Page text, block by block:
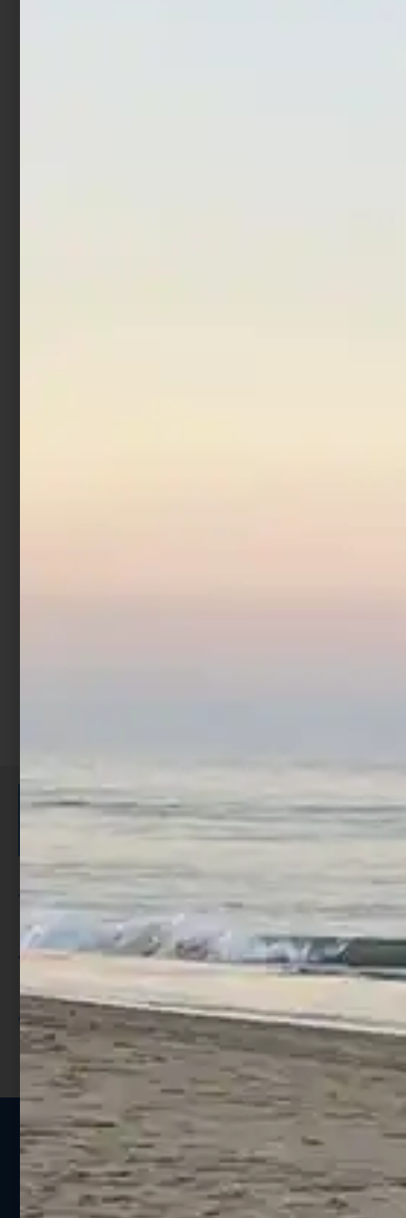
ISCRIVITI E RICEVI 3,50€ DI
SCONTO >
Per ogni acquisto accumuli ulteriori
punti;
Utilizza i punti per ricevere uno
sconto;
I punti sono indicati nella pagina
prodotto;
Seguici sui social